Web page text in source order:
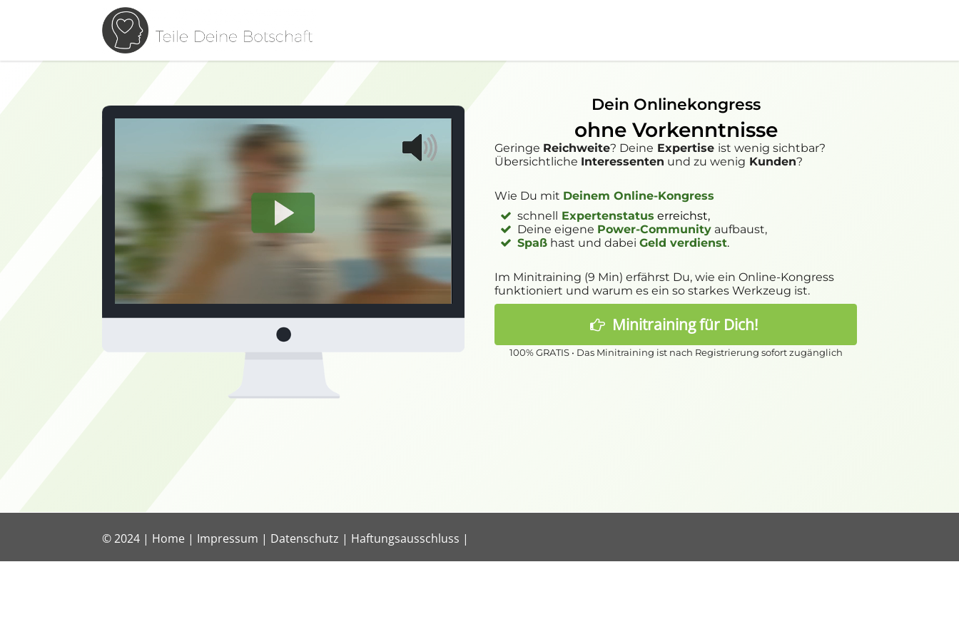
Dein Onlinekongress
ohne Vorkenntnisse
Geringe Reichweite? Deine Expertise ist wenig sichtbar?
Übersichtliche Interessenten und zu wenig Kunden?
Wie Du mit Deinem Online-Kongress
schnell
Expertenstatus erreichst,
Deine eigene Power-Community aufbaust,
Spaß hast und dabeiGeld verdienst.
Im Minitraining (9 Min) erfährst Du, wie ein Online-Kongress
funktioniert und warum es ein so starkes Werkzeug ist.
Minitrainingfür Dich!
100% GRATIS • Das Minitraining ist nach Registrierung sofort zugänglich
© 2024 | Home | Impressum | Datenschutz | Haftungsausschluss |